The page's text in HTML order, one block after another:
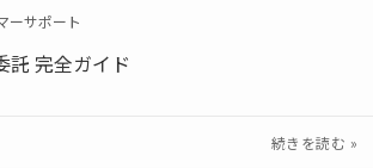
ーサポート
託 完全ガイド